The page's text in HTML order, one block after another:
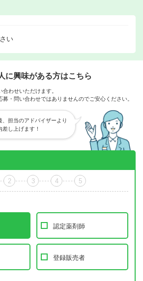
い
に興味がある方はこちら
わせいただけます。
・問い合わせではありませんのでご安心ください。
、担当のアドバイザーより
し上げます！
2 3 4 5
認定薬剤師
登録販売者